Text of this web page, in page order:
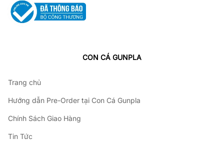
CON CÁ GUNPLA
Trang chủ
Hướng dẫn Pre-Order tại Con Cá Gunpla
Chính Sách Giao Hàng
Tin Tức